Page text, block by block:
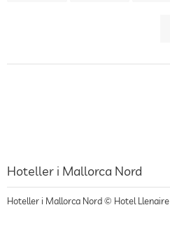
Hoteller i Mallorca Nord
Hoteller i Mallorca Nord © Hotel Llenaire